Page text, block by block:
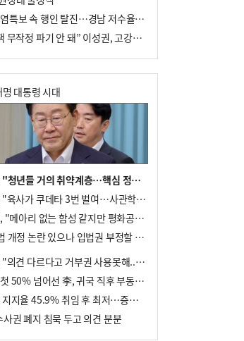
열흘째 폭염특보 속 행인 탈진…경남 저수율 평년의 절반
“전임 정책 무작정 파기 안 돼” 이성권, 고강도 ‘전재수 견제’ 예고
명 대통령 시대
이 대통령 "청년들 거의 취약계층…핵심 정책 재편""
이 대통령 "육사가 쿠데타 3번 벌여…사관학교 통합 신속히 추진"
이 대통령, "메아리 없는 함성 같지만 평화공존책 계속해야"
李 “형소법 개정 논란 있으나 입법권 부정할 만큼은 아냐”(종합)
이 대통령 "의견 다르다고 거부권 사용못해.. 입법권 부정할 상황이라 보기 어려워"
부정평가 첫 50% 넘어선 李, 귀국 직후 부동산·증시 점검(종합)
이 대통령 지지율 45.9% 취임 후 최저…증시 폭락·연임 개헌 논란 영향
권 폐지 침묵 두고 의견 분분